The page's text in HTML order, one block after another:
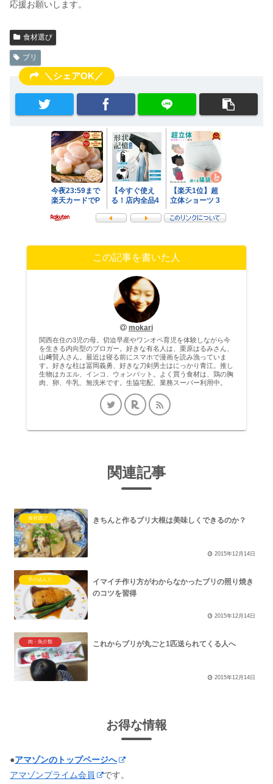
応援お願いします。
食材選び
ブリ
＼シェアOK／
この記事を書いた人
mokari
関西在住の3児の母。切迫早産やワンオペ育児を体験しながら今
を生きる内向型のブロガー。好きな有名人は、栗原はるみさん、
山﨑賢人さん。最近は寝る前にスマホで漫画を読み漁っていま
す。好きな柱は冨岡義勇、好きな刀剣男士はにっかり青江。推し
生物はカエル、インコ、ウォンバット。よく買う食材は、鶏の胸
肉、卵、牛乳、無洗米です。生協宅配、業務スーパー利用中。
関連記事
食材選び きちんと作るブリ大根は美味しくできるのか？
2015年12月14日
手の込んだ料理を作った結果
イマイチ作り方がわからなかったブリの照り焼き
のコツを習得
2015年12月14日
肉・魚介類 これからブリが丸ごと1匹送られてくる人へ
2015年12月14日
お得な情報
●アマゾンのトップページへ
アマゾンプライム会員
です。